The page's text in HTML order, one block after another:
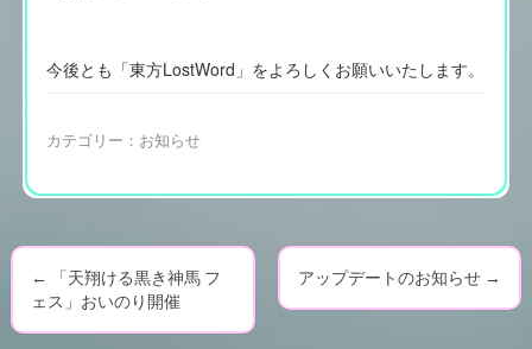
今後とも「東方LostWord」をよろしくお願いいたします。
カテゴリー： お知らせ
P
←
「天翔ける黒き神馬 フ
ェス」おいのり開催
アップデートのお知らせ →